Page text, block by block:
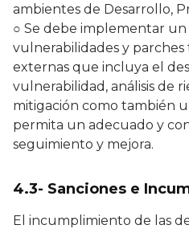
ambientes de Desarrollo,
○ Se debe implementar
vulnerabilidades y
externas que incluya el
vulnerabilidad, análisis de
mitigación como también
permita un adecuado y
seguimiento y mejora.
4.3- Sanciones e
El incumplimiento de las